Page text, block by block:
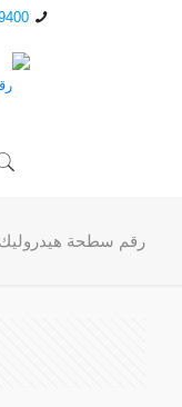
رقم سطحة